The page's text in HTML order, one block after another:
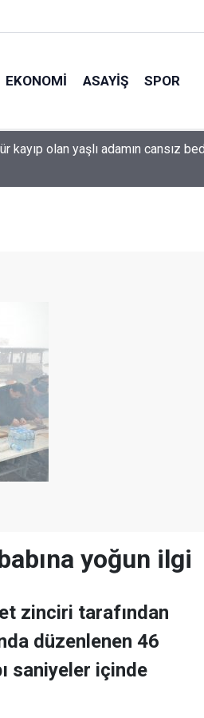
EKONOMI ASAYIŞ SPOR
İyileştirildi
yoğun ilgi
zinciri tarafından
düzenlenen 46
saniyeler içinde